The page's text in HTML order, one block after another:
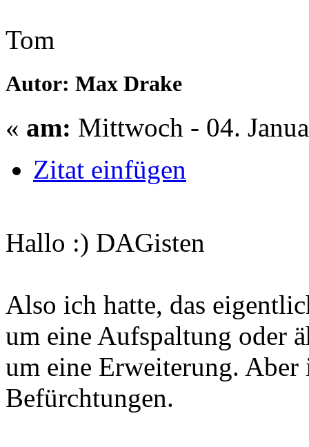
Tom
Autor: Max Drake
« am: Mittwoch - 04.
Zitat einfügen
Hallo :) DAGisten
Also ich hatte, das
um eine Aufspaltung oder
um eine Erweiterung. Aber
Befürchtungen.